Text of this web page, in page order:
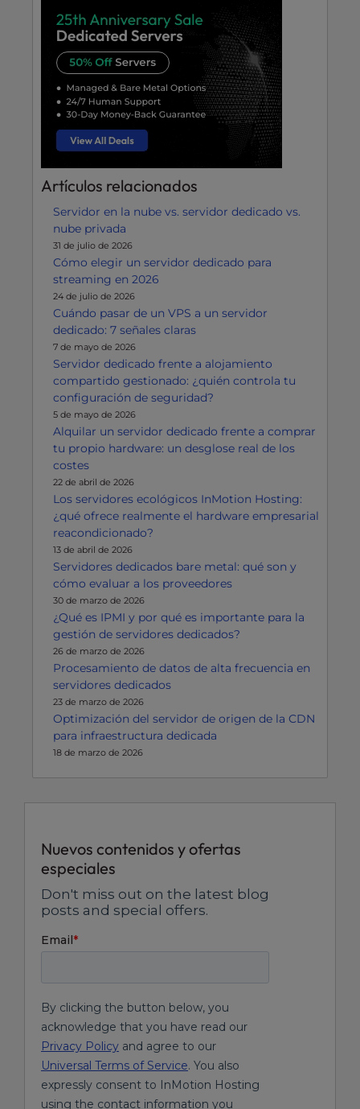
Artículos relacionados
Servidor en la nube vs. servidor dedicado vs.
nube privada
31 de julio de 2026
Cómo elegir un servidor dedicado para
streaming en 2026
24 de julio de 2026
Cuándo pasar de un VPS a un servidor
dedicado: 7 señales claras
7 de mayo de 2026
Servidor dedicado frente a alojamiento
compartido gestionado: ¿quién controla tu
configuración de seguridad?
5 de mayo de 2026
Alquilar un servidor dedicado frente a comprar
tu propio hardware: un desglose real de los
costes
22 de abril de 2026
Los servidores ecológicos InMotion Hosting:
¿qué ofrece realmente el hardware empresarial
reacondicionado?
13 de abril de 2026
Servidores dedicados bare metal: qué son y
cómo evaluar a los proveedores
30 de marzo de 2026
¿Qué es IPMI y por qué es importante para la
gestión de servidores dedicados?
26 de marzo de 2026
Procesamiento de datos de alta frecuencia en
servidores dedicados
23 de marzo de 2026
Optimización del servidor de origen de la CDN
para infraestructura dedicada
18 de marzo de 2026
Nuevos contenidos y ofertas
especiales